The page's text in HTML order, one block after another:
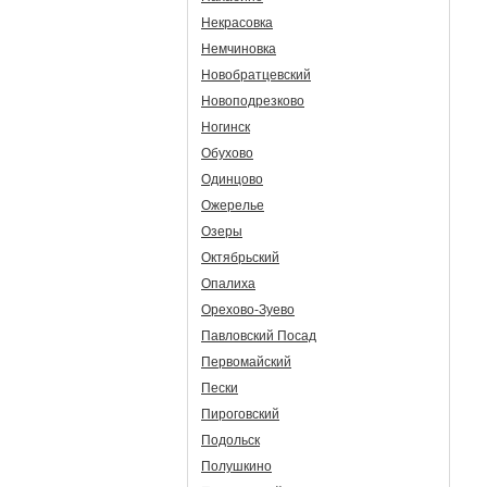
Некрасовка
Немчиновка
Новобратцевский
Новоподрезково
Ногинск
Обухово
Одинцово
Ожерелье
Озеры
Октябрьский
Опалиха
Орехово-Зуево
Павловский Посад
Первомайский
Пески
Пироговский
Подольск
Полушкино